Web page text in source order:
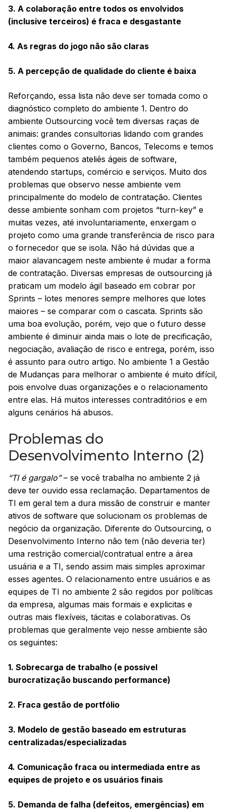
3. A colaboração entre todos os envolvidos
(inclusive terceiros) é fraca e desgastante
4. As regras do jogo não são claras
5. A percepção de qualidade do cliente é baixa
Reforçando, essa lista não deve ser tomada como o
diagnóstico completo do ambiente 1. Dentro do
ambiente Outsourcing você tem diversas raças de
animais: grandes consultorias lidando com grandes
clientes como o Governo, Bancos, Telecoms e temos
também pequenos ateliês ágeis de software,
atendendo startups, comércio e serviços. Muito dos
problemas que observo nesse ambiente vem
principalmente do modelo de contratação. Clientes
desse ambiente sonham com projetos “turn-key” e
muitas vezes, até involuntariamente, enxergam o
projeto como uma grande transferência de risco para
o fornecedor que se isola. Não há dúvidas que a
maior alavancagem neste ambiente é mudar a forma
de contratação. Diversas empresas de outsourcing já
praticam um modelo ágil baseado em cobrar por
Sprints – lotes menores sempre melhores que lotes
maiores – se comparar com o cascata. Sprints são
uma boa evolução, porém, vejo que o futuro desse
ambiente é diminuir ainda mais o lote de precificação,
negociação, avaliação de risco e entrega, porém, isso
é assunto para outro artigo. No ambiente 1 a Gestão
de Mudanças para melhorar o ambiente é muito difícil,
pois envolve duas organizações e o relacionamento
entre elas. Há muitos interesses contraditórios e em
alguns cenários há abusos.
Problemas do
Desenvolvimento Interno (2)
“TI é gargalo”– se você trabalha no ambiente 2 já
deve ter ouvido essa reclamação. Departamentos de
TI em geral tem a dura missão de construir e manter
ativos de software que solucionam os problemas de
negócio da organização. Diferente do Outsourcing, o
Desenvolvimento Interno não tem (não deveria ter)
uma restrição comercial/contratual entre a área
usuária e a TI, sendo assim mais simples aproximar
esses agentes. O relacionamento entre usuários e as
equipes de TI no ambiente 2 são regidos por políticas
da empresa, algumas mais formais e explicitas e
outras mais flexíveis, tácitas e colaborativas. Os
problemas que geralmente vejo nesse ambiente são
os seguintes:
1. Sobrecarga de trabalho (e possível
burocratização buscando performance)
2. Fraca gestão de portfólio
3. Modelo de gestão baseado em estruturas
centralizadas/especializadas
4. Comunicação fraca ou intermediada entre as
equipes de projeto e os usuários finais
5. Demanda de falha (defeitos, emergências) em